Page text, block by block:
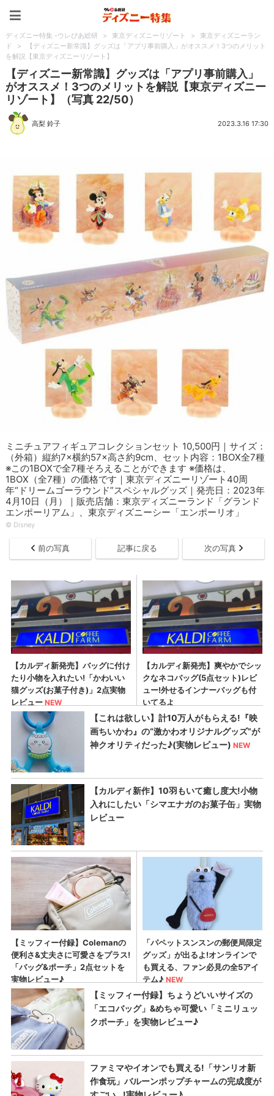
ディズニー特集 -ウレぴあ総研 > 東京ディズニーリゾート >
東京ディズニーラン
ド
>
【ディズニー新常識】グッズは「アプリ事前購入」がオススメ！3つのメリット
を解説【東京ディズニーリゾート】
【ディズニー新常識】グッズは「アプリ事前購入」
がオススメ！3つのメリットを解説【東京ディズニー
リゾート】（写真 22/50）
高梨 鈴子 2023.3.16 17:30
ミニチュアフィギュアコレクションセット 10,500円｜サイズ：
（外箱）縦約7×横約57×高さ約9cm、セット内容：1BOX全7種
※この1BOXで全7種そろえることができます ※価格は、
1BOX（全7種）の価格です｜東京ディズニーリゾート40周
年“ドリームゴーラウンド”スペシャルグッズ｜発売日：2023年
4月10日（月）｜販売店舗：東京ディズニーランド「グランド
エンポーリアム」、東京ディズニーシー「エンポーリオ」
©︎ Disney
前の写真 記事に戻る 次の写真